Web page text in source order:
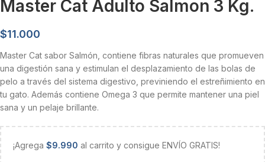
Master Cat Adulto Salmon 3 Kg.
$11.000
Master Cat sabor Salmón, contiene fibras naturales que promueven
una digestión sana y estimulan el desplazamiento de las bolas de
pelo a través del sistema digestivo, previniendo el estreñimiento en
tu gato. Además contiene Omega 3 que permite mantener una piel
sana y un pelaje brillante.
¡Agrega $9.990 al carrito y consigue ENVÍO GRATIS!